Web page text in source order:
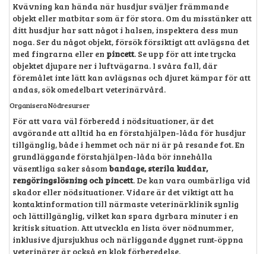
Kvävning kan hända när husdjur sväljer främmande
objekt eller matbitar som är för stora. Om du misstänker att
ditt husdjur har satt något i halsen, inspektera dess mun
noga. Ser du något objekt, försök försiktigt att avlägsna det
med fingrarna eller en pincett. Se upp för att inte trycka
objektet djupare ner i luftvägarna. I svåra fall, där
föremålet inte lätt kan avlägsnas och djuret kämpar för att
andas, sök omedelbart veterinärvård.
Organisera Nödresurser
För att vara väl förberedd i nödsituationer, är det
avgörande att alltid ha en förstahjälpen-låda för husdjur
tillgänglig, både i hemmet och när ni är på resande fot. En
grundläggande förstahjälpen-låda bör innehålla
väsentliga saker såsom bandage, sterila kuddar,
rengöringslösning och pincett. De kan vara oumbärliga vid
skador eller nödsituationer. Vidare är det viktigt att ha
kontaktinformation till närmaste veterinärklinik synlig
och lättillgänglig, vilket kan spara dyrbara minuter i en
kritisk situation. Att utveckla en lista över nödnummer,
inklusive djursjukhus och närliggande dygnet runt-öppna
veterinärer är också en klok förberedelse.